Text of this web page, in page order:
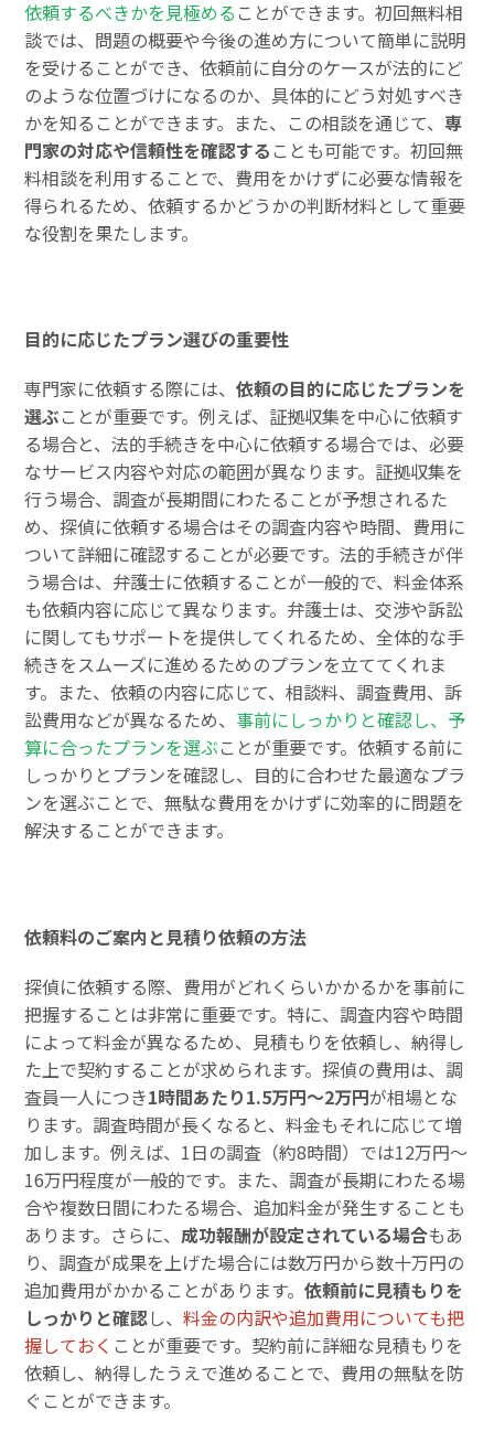
依頼するべきかを見極める ことができます。初回無料相
談では、問題の概要や今後の進め方について簡単に説明
を受けることができ、依頼前に自分のケースが法的にど
のような位置づけになるのか、具体的にどう対処すべき
かを知ることができます。また、この相談を通じて、専
門家の対応や信頼性を確認する ことも可能です。初回無
料相談を利用することで、費用をかけずに必要な情報を
得られるため、依頼するかどうかの判断材料として重要
な役割を果たします。
目的に応じたプラン選びの重要性
専門家に依頼する際には、依頼の目的に応じたプランを
選ぶことが重要です。例えば、証拠収集を中心に依頼す
る場合と、法的手続きを中心に依頼する場合では、必要
なサービス内容や対応の範囲が異なります。証拠収集を
行う場合、調査が長期間にわたることが予想されるた
め、探偵に依頼する場合はその調査内容や時間、費用に
ついて詳細に確認することが必要です。法的手続きが伴
う場合は、弁護士に依頼することが一般的で、料金体系
も依頼内容に応じて異なります。弁護士は、交渉や訴訟
に関してもサポートを提供してくれるため、全体的な手
続きをスムーズに進めるためのプランを立ててくれま
す。また、依頼の内容に応じて、相談料、調査費用、訴
訟費用などが異なるため、 事前にしっかりと確認し、予
算に合ったプランを選ぶことが重要です。依頼する前に
しっかりとプランを確認し、目的に合わせた最適なプラ
ンを選ぶことで、無駄な費用をかけずに効率的に問題を
解決することができます。
依頼料のご案内と見積り依頼の方法
探偵に依頼する際、費用がどれくらいかかるかを事前に
把握することは非常に重要です。特に、調査内容や時間
によって料金が異なるため、見積もりを依頼し、納得し
た上で契約することが求められます。探偵の費用は、調
査員一人につき1時間あたり1.5万円～2万円が相場とな
ります。調査時間が長くなると、料金もそれに応じて増
加します。例えば、1日の調査（約8時間）では12万円～
16万円程度が一般的です。また、調査が長期にわたる場
合や複数日間にわたる場合、追加料金が発生することも
あります。さらに、成功報酬が設定されている場合もあ
り、調査が成果を上げた場合には数万円から数十万円の
追加費用がかかることがあります。依頼前に見積もりを
しっかりと確認し、料金の内訳や追加費用についても把
握しておく ことが重要です。契約前に詳細な見積もりを
依頼し、納得したうえで進めることで、費用の無駄を防
ぐことができます。